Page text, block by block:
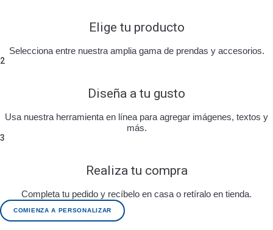
Elige tu producto
Selecciona entre nuestra amplia gama de prendas y accesorios.
2
Diseña a tu gusto
Usa nuestra herramienta en línea para agregar imágenes, textos y
más.
3
Realiza tu compra
Completa tu pedido y recíbelo en casa o retíralo en tienda.
COMIENZA A PERSONALIZAR